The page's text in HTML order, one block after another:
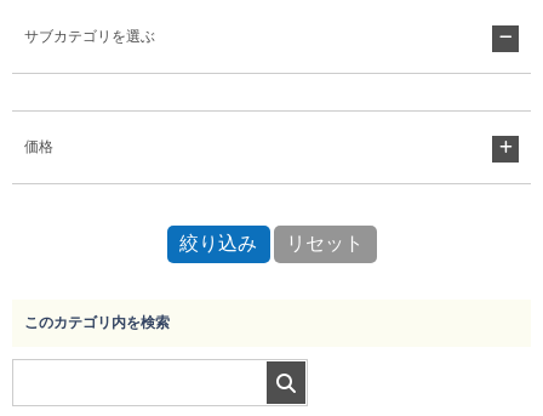
サブカテゴリを選ぶ
価格
このカテゴリ内を検索